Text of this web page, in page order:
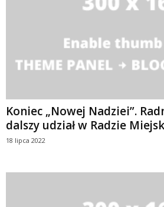
Koniec „Nowej Nadziei”.
dalszy udział w Radzie
18 lipca 2022